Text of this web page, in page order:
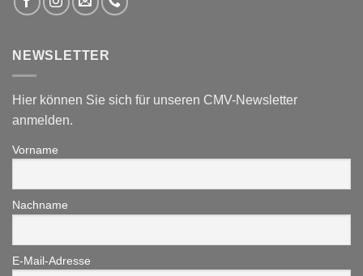
NEWSLETTER
Hier können Sie sich für unseren CMV-Newsletter
anmelden.
Vorname
Nachname
E-Mail-Adresse